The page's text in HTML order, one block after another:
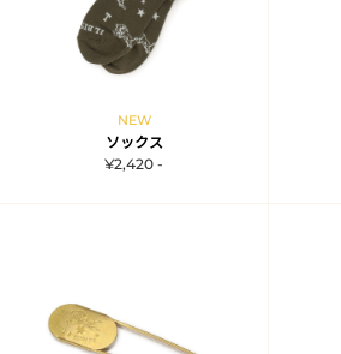
NEW
ソックス
¥2,420 -